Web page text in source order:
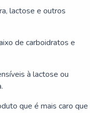
lactose e outros
de carboidratos e
à lactose ou
que é mais caro que